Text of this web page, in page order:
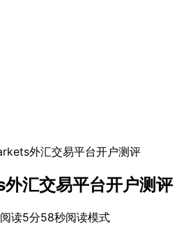
外汇交易平台开户测评
汇交易平台开户测评
阅读5分58秒阅读模式